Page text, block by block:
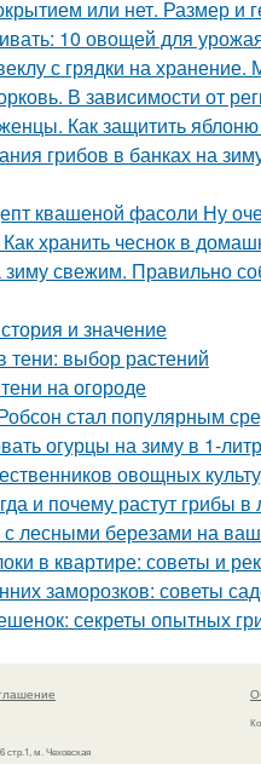
или нет. Размер и
10 овощей для
с грядки на хранение.
В зависимости от
Как защитить
грибов в банках на
квашеной фасоли Ну
хранить чеснок в
зиму свежим. Правильно
и значение
тени: выбор растений
на огороде
стал популярным
огурцы на зиму в 1-
овощных
и почему растут грибы в
с лесными березами на
в квартире: советы и
заморозков: советы
секреты опытных
стр.1, м. Чеховская